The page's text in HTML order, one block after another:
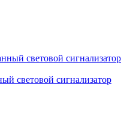
световой сигнализатор